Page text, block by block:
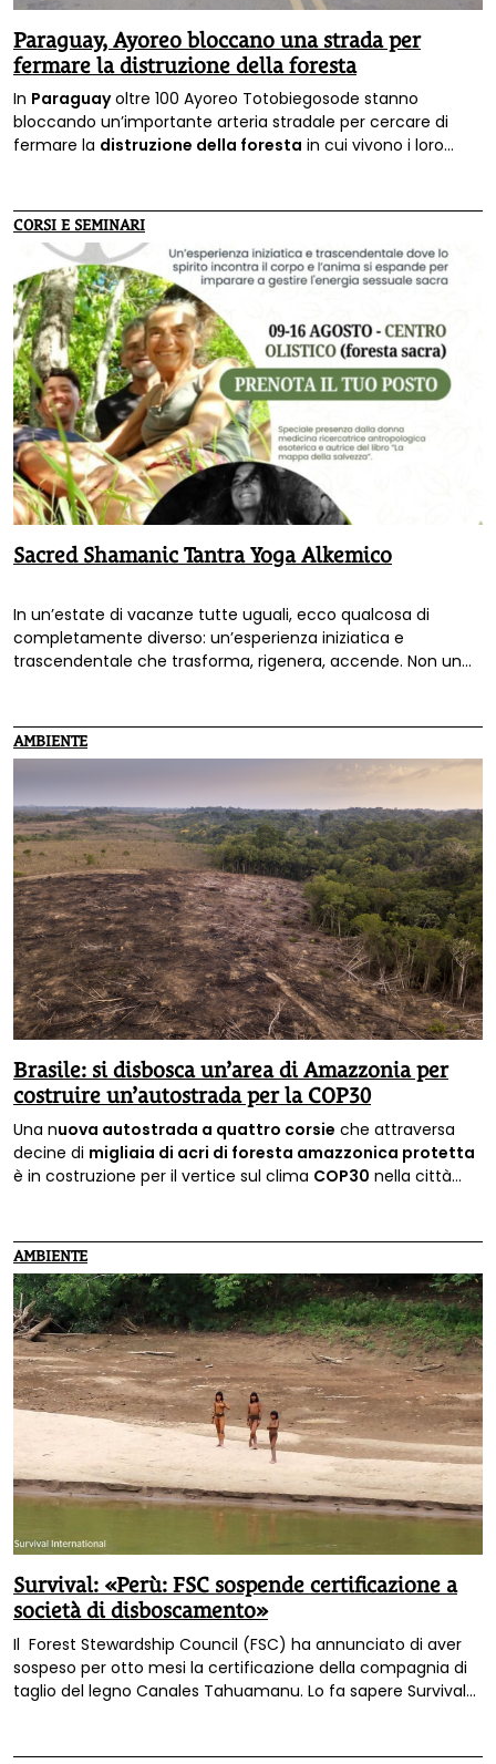
Paraguay, Ayoreo bloccano una strada per
fermare la distruzione della foresta
In Paraguayoltre 100 Ayoreo Totobiegosode stanno
bloccando un’importante arteria stradale per cercare di
fermare la distruzione della foresta in cui vivono i loro
CORSI E SEMINARI
Sacred Shamanic Tantra Yoga Alkemico
In un’estate di vacanze tutte uguali, ecco qualcosa di
completamente diverso: un’esperienza iniziatica e
trascendentale che trasforma, rigenera, accende. Non un
AMBIENTE
Brasile: si disbosca un’area di Amazzonia per
costruire un’autostrada per la COP30
Una nuova autostrada a quattro corsie che attraversa
decine di migliaia di acri di foresta amazzonica protetta
è in costruzione per il vertice sul clima COP30 nella città
AMBIENTE
Survival: «Perù: FSC sospende certificazione a
società di disboscamento»
Il Forest Stewardship Council (FSC) ha annunciato di aver
sospeso per otto mesi la certificazione della compagnia di
taglio del legno Canales Tahuamanu. Lo fa sapere Survival